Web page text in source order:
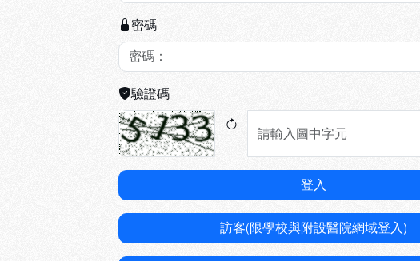
密碼
驗證碼
登入
訪客(限學校與附設醫院網域登入)